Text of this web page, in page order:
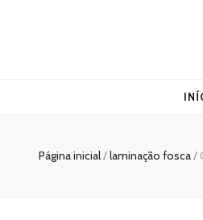
Página inicial/laminação fosca/